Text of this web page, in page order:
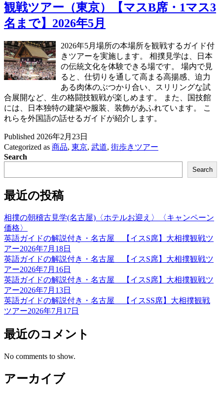
観戦ツアー（東京）【マスB席・1マス3
名まで】2026年5月
2026年5月場所の本場所を観戦するガイド付
きツアーを実施します。 相撲見学は、日本
の伝統文化を体験できる場です。 場内で見
ると、仕切りを通して高まる高揚感、迫力
ある肉体のぶつかり合い、スリリングな試
合展開など、生の格闘技観戦が楽しめます。 また、国技館
には、日本独特の建築や服装、装飾があふれています。 こ
れらを外国語の話せるガイドが紹介します。
Published 2026年2月23日
Categorized as 商品, 東京, 武道, 街歩きツアー
Search
Search
最近の投稿
相撲の朝稽古見学(名古屋)〈ホテルお迎え〉〈キャンペーン
価格〉
英語ガイドの解説付き・名古屋 【イスS席】大相撲観戦ツ
アー2026年7月18日
英語ガイドの解説付き・名古屋 【イスS席】大相撲観戦ツ
アー2026年7月16日
英語ガイドの解説付き・名古屋 【イスS席】大相撲観戦ツ
アー2026年7月13日
英語ガイドの解説付き・名古屋 【イスSS席】大相撲観戦
ツアー2026年7月17日
最近のコメント
No comments to show.
アーカイブ